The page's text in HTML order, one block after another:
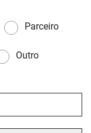
Parceiro
Outro